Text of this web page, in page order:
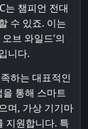
는 챔피언 전대
수 있죠. 이는
브 와일드’의
니다.
하는 대표적인
통해 스마트
며, 가상 기기마
지원합니다. 특